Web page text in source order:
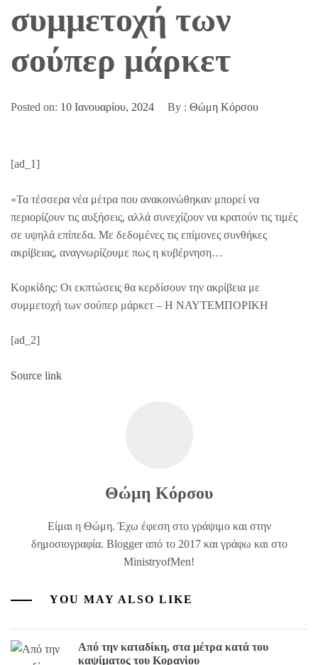
συμμετοχή των
σούπερ μάρκετ
Posted on: 10 Ιανουαρίου, 2024 By : Θώμη Κόρσου
[ad_1]
«Τα τέσσερα νέα μέτρα που ανακοινώθηκαν μπορεί να
περιορίζουν τις αυξήσεις, αλλά συνεχίζουν να κρατούν τις τιμές
σε υψηλά επίπεδα. Με δεδομένες τις επίμονες συνθήκες
ακρίβειας, αναγνωρίζουμε πως η κυβέρνηση…
Κορκίδης: Οι εκπτώσεις θα κερδίσουν την ακρίβεια με
συμμετοχή των σούπερ μάρκετ – Η ΝΑΥΤΕΜΠΟΡΙΚΗ
[ad_2]
Source link
Θώμη Κόρσου
Είμαι η Θώμη. Έχω έφεση στο γράψιμο και στην
δημοσιογραφία. Blogger από το 2017 και γράφω και στο
MinistryofMen!
YOU MAY ALSO LIKE
Από την καταδίκη, στα μέτρα κατά του
καψίματος του Κορανίου